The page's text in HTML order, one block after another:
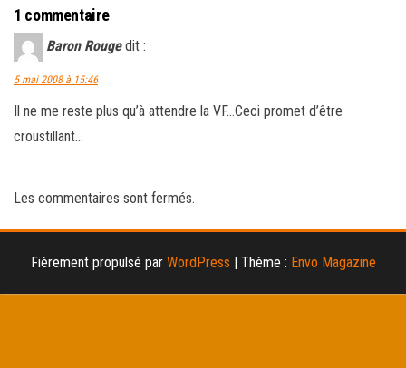
1 commentaire
Baron Rouge dit :
5 mai 2008 à 15:46
Il ne me reste plus qu’à attendre la VF…Ceci promet d’être
croustillant…
Les commentaires sont fermés.
Fièrement propulsé par WordPress | Thème : Envo Magazine